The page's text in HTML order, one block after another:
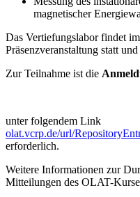
magnetischer
Das Vertiefungslabor findet
Präsenzveranstaltung statt
Zur Teilnahme ist die
unter folgendem Link
olat.vcrp.de/url/
erforderlich.
Weitere Informationen zur
Mitteilungen des OLAT-